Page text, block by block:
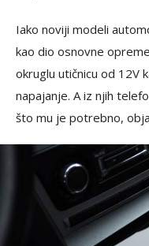
Iako noviji modeli
kao dio osnovne
okruglu utičnicu od 12V
napajanje. A iz njih
što mu je potrebno,